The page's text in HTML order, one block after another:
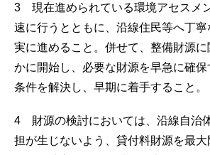
3 現在進められている環境アセスメ
速に行うとともに、沿線住民等へ丁
実に進めること。併せて、整備財源
かに開始し、必要な財源を早急に確
条件を解決し、早期に着手すること。
4 財源の検討においては、沿線自治
担が生じないよう、貸付料財源を最